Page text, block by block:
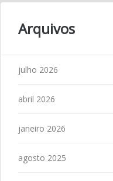
Arquivos
julho 2026
abril 2026
janeiro 2026
agosto 2025